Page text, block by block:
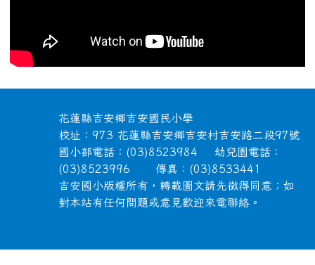
頁尾區域內容
花蓮縣吉安鄉吉安國民小學
校址：973 花蓮縣吉安鄉吉安村吉安路二段97號
國小部電話：(03)8523984 幼兒園電話：
(03)8523996 傳真：(03)8533441
吉安國小版權所有，轉載圖文請先徵得同意；如
對本站有任何問題或意見歡迎來電聯絡。